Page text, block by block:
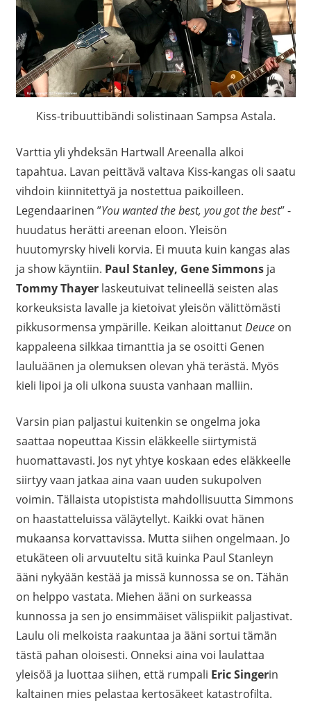
Kiss-tribuuttibändi solistinaan Sampsa Astala.
Varttia yli yhdeksän Hartwall Areenalla alkoi
tapahtua. Lavan peittävä valtava Kiss-kangas oli saatu
vihdoin kiinnitettyä ja nostettua paikoilleen.
Legendaarinen ”You wanted the best, you got the best” -
huudatus herätti areenan eloon. Yleisön
huutomyrsky hiveli korvia. Ei muuta kuin kangas alas
ja show käyntiin. Paul Stanley, Gene Simmons ja
Tommy Thayer laskeutuivat telineellä seisten alas
korkeuksista lavalle ja kietoivat yleisön välittömästi
pikkusormensa ympärille. Keikan aloittanutDeuceon
kappaleena silkkaa timanttia ja se osoitti Genen
lauluäänen ja olemuksen olevan yhä terästä. Myös
kieli lipoi ja oli ulkona suusta vanhaan malliin.
Varsin pian paljastui kuitenkin se ongelma joka
saattaa nopeuttaa Kissin eläkkeelle siirtymistä
huomattavasti. Jos nyt yhtye koskaan edes eläkkeelle
siirtyy vaan jatkaa aina vaan uuden sukupolven
voimin. Tällaista utopistista mahdollisuutta Simmons
on haastatteluissa väläytellyt. Kaikki ovat hänen
mukaansa korvattavissa. Mutta siihen ongelmaan. Jo
etukäteen oli arvuuteltu sitä kuinka Paul Stanleyn
ääni nykyään kestää ja missä kunnossa se on. Tähän
on helppo vastata. Miehen ääni on surkeassa
kunnossa ja sen jo ensimmäiset välispiikit paljastivat.
Laulu oli melkoista raakuntaa ja ääni sortui tämän
tästä pahan oloisesti. Onneksi aina voi laulattaa
yleisöä ja luottaa siihen, että rumpali Eric Singerin
kaltainen mies pelastaa kertosäkeet katastrofilta.